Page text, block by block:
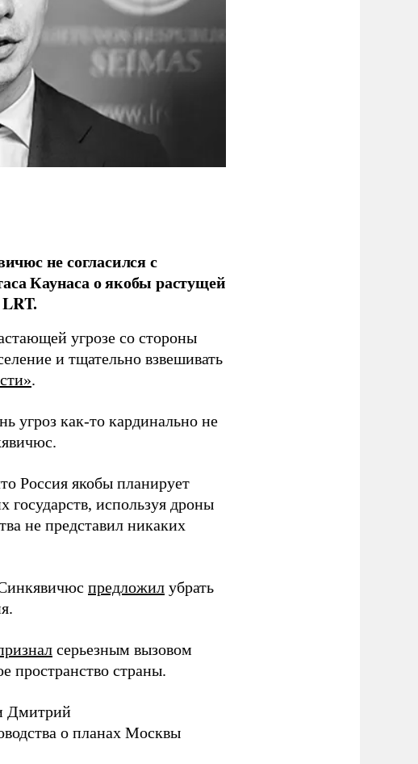
не согласился с
Каунаса о якобы растущей
угрозе со стороны
и тщательно взвешивать
.
угроз как-то кардинально не
Россия якобы планирует
государств, используя дроны
не представил никаких
предложил убрать
серьезным вызовом
пространство страны.
Дмитрий
о планах Москвы